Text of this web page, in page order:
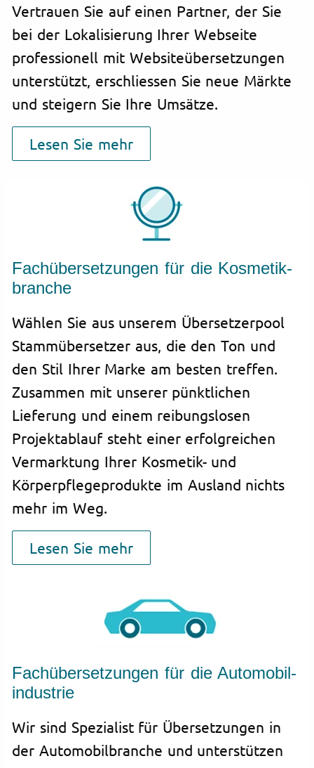
Vertrauen Sie auf einen Partner, der Sie
bei der Lokalisierung Ihrer Webseite
professionell mit Websiteübersetzungen
unterstützt, erschliessen Sie neue Märkte
und steigern Sie Ihre Umsätze.
Lesen Sie mehr
Fachübersetzungen für die Kosmetik­
branche
Wählen Sie aus unserem Übersetzerpool
Stammübersetzer aus, die den Ton und
den Stil Ihrer Marke am besten treffen.
Zusammen mit unserer pünktlichen
Lieferung und einem reibungslosen
Projektablauf steht einer erfolgreichen
Vermarktung Ihrer Kosmetik- und
Körperpflegeprodukte im Ausland nichts
mehr im Weg.
Lesen Sie mehr
Fachübersetzungen für die Automobil­
industrie
Wir sind Spezialist für Übersetzungen in
der Automobilbranche und unterstützen